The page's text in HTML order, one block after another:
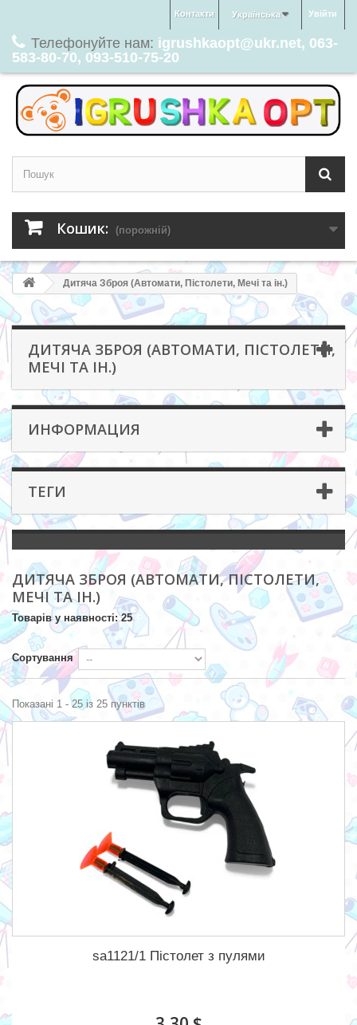
Увійти
Українська
Контакти
Телефонуйте нам: igrushkaopt@ukr.net, 063-
583-80-70, 093-510-75-20
Кошик: (порожній)
Дитяча Зброя (Автомати, Пістолети, Мечі та ін.)
ДИТЯЧА ЗБРОЯ (АВТОМАТИ, ПІСТОЛЕТИ,
МЕЧІ ТА ІН.)
ИНФОРМАЦИЯ
ТЕГИ
ДИТЯЧА ЗБРОЯ (АВТОМАТИ, ПІСТОЛЕТИ,
МЕЧІ ТА ІН.)
Товарів у наявності: 25
Сортування
Показані 1 - 25 із 25 пунктів
sa1121/1 Пістолет з пулями